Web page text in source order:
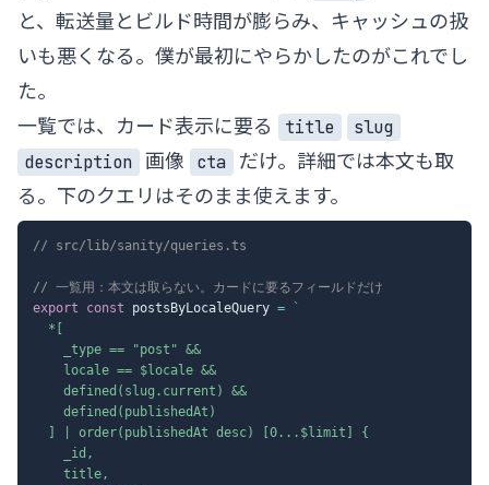
と、転送量とビルド時間が膨らみ、キャッシュの扱
いも悪くなる。僕が最初にやらかしたのがこれでし
た。
一覧では、カード表示に要る
title
slug
description
画像 cta
だけ。詳細では本文も取
る。下のクエリはそのまま使えます。
// src/lib/sanity/queries.ts
// 一覧用：本文は取らない。カードに要るフィールドだけ
export
const postsByLocaleQuery =
`
  *[
    _type == "post" &&
    locale == $locale &&
    defined(slug.current) &&
    defined(publishedAt)
  ] | order(publishedAt desc) [0...$limit] {
    _id,
    title,